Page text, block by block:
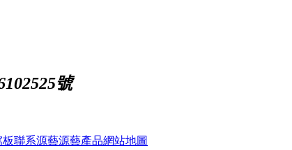
號
聯系源藝源藝產品網站地圖